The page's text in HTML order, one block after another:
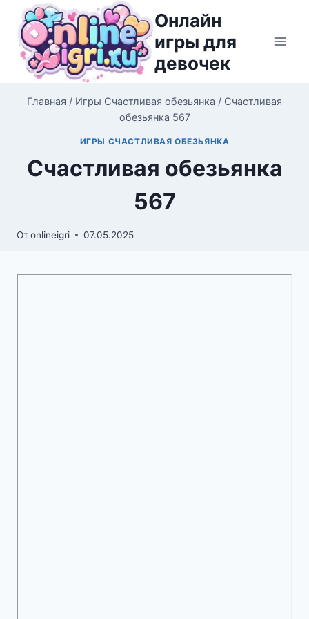
Перейти
содержимому
Онлайн
игры для
девочек
Главная / Игры Счастливая обезьянка / Счастливая
обезьянка 567
ИГРЫ СЧАСТЛИВАЯ ОБЕЗЬЯНКА
Счастливая обезьянка
567
Отonlineigri 07.05.2025